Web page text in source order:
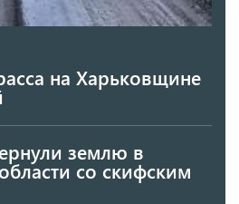
на Харьковщине
землю в
со скифским